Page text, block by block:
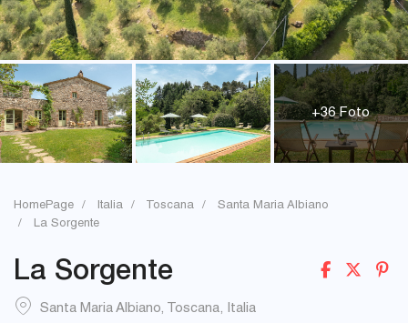
+36 Foto
HomePage Italia Toscana
Santa Maria Albiano
La Sorgente
La Sorgente
Santa Maria Albiano, Toscana, Italia